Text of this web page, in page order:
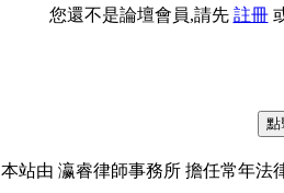
您還不是論壇會員,請先 註冊
本站由 瀛睿律師事務所 擔任常年法